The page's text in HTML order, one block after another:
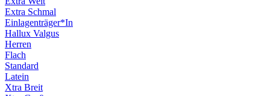
Extra Schmal
Einlagenträger*In
Hallux Valgus
Herren
Flach
Standard
Latein
Xtra Breit